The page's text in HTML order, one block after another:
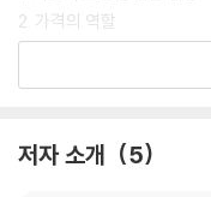
2. 가격의 역할
3. 사회구조와 이기심
제2장 통제라는 이름의 폭군
저자 소개 5